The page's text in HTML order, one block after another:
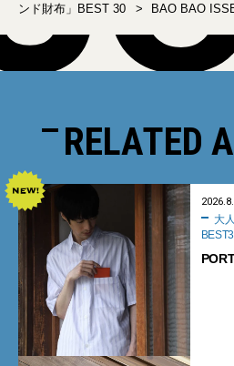
ンド財布」BEST 30
BAO BAO
RELATED